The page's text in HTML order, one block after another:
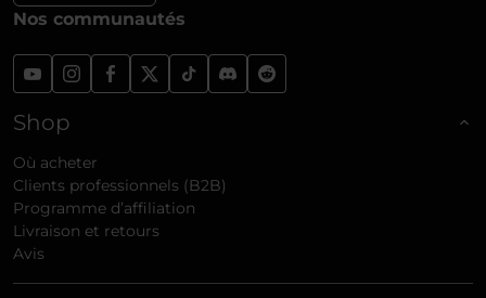
Nos communautés
Shop
Où acheter
Clients professionnels (B2B)
Programme d’affiliation
Livraison et retours
Avis